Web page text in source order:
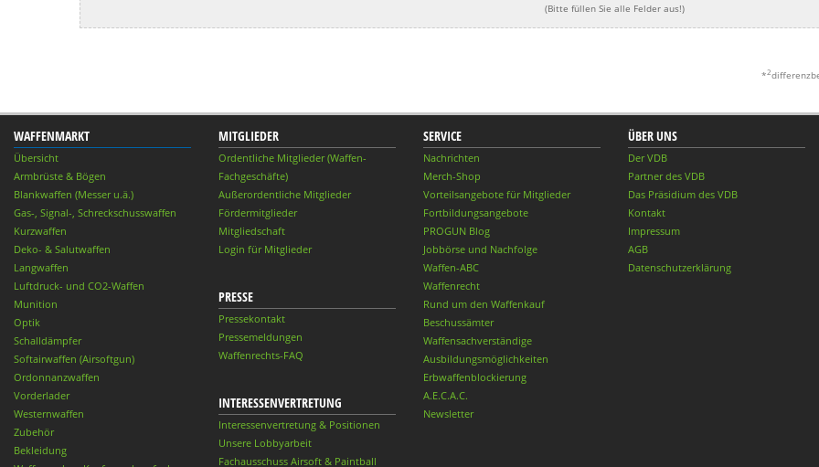
(Bitte füllen Sie alle Felder aus!)
*2
WAFFENMARKT
Übersicht
Armbrüste & Bögen
Blankwaffen (Messer u.ä.)
Gas-, Signal-, Schreckschusswaffen
Kurzwaffen
Deko- & Salutwaffen
Langwaffen
Luftdruck- und CO2-Waffen
Munition
Optik
Schalldämpfer
Softairwaffen (Airsoftgun)
Ordonnanzwaffen
Vorderlader
Westernwaffen
Zubehör
Bekleidung
MITGLIEDER
Ordentliche Mitglieder (Waffen-
Fachgeschäfte)
Außerordentliche Mitglieder
Fördermitglieder
Mitgliedschaft
Login für Mitglieder
PRESSE
Pressekontakt
Pressemeldungen
Waffenrechts-FAQ
INTERESSENVERTRETUNG
Interessenvertretung & Positionen
Unsere Lobbyarbeit
Fachausschuss Airsoft & Paintball
SERVICE
Nachrichten
Merch-Shop
Vorteilsangebote für Mitglieder
Fortbildungsangebote
PROGUN Blog
Jobbörse und Nachfolge
Waffen-ABC
Waffenrecht
Rund um den Waffenkauf
Beschussämter
Waffensachverständige
Ausbildungsmöglichkeiten
Erbwaffenblockierung
A.E.C.A.C.
Newsletter
ÜBER UNS
Der VDB
Partner des VDB
Das Präsidium des VDB
Kontakt
Impressum
AGB
Datenschutzerklärung